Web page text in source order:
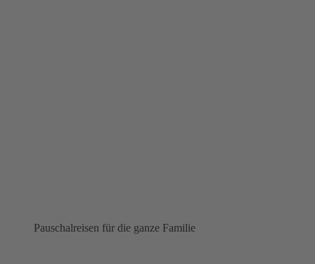
Pauschalreisen für die ganze Familie